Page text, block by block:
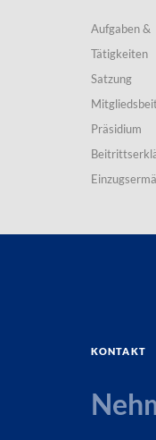
Aufgaben &
Tätigkeiten
Satzung
Präsidium
Kontakt